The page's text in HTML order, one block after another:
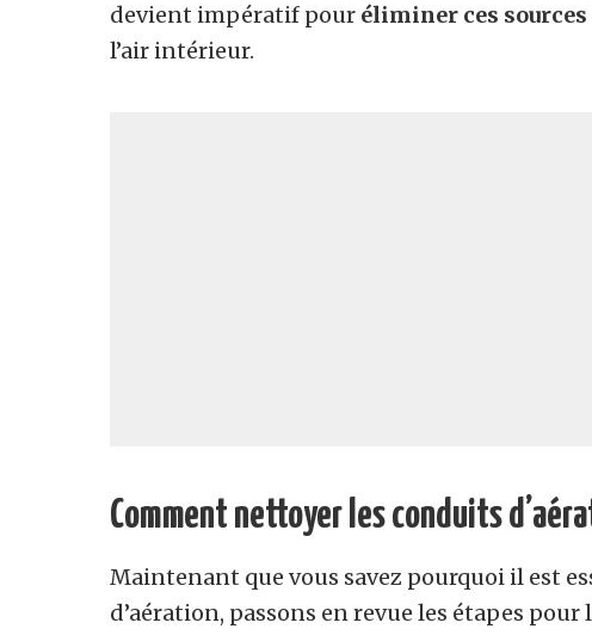
devient impératif pour éliminer ces
l’air intérieur.
Comment nettoyer les conduits
Maintenant que vous savez pourquoi il est
d’aération, passons en revue les étapes